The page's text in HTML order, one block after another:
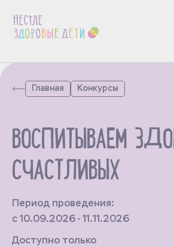
Главная Конкурсы
ВОСПИТЫВАЕМ
СЧАСТЛИВЫХ
Период проведения:
с 10.09.2026 - 11.11.2026
Доступно только